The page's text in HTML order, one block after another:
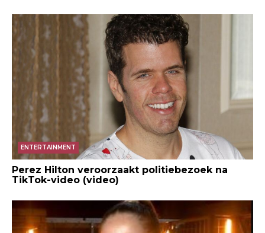
ENTERTAINMENT
Perez Hilton veroorzaakt politiebezoek na
TikTok-video (video)